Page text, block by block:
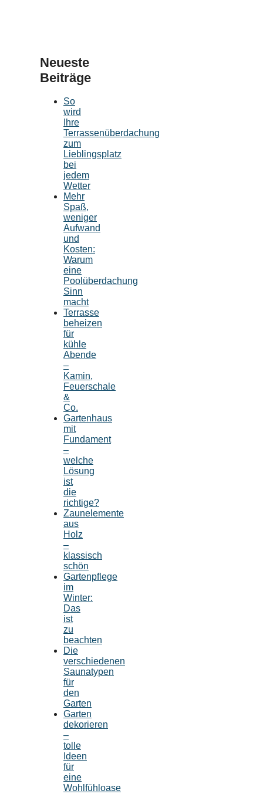
Neueste
Beiträge
So
wird
Ihre
Terrassenüberdachung
zum
Lieblingsplatz
bei
jedem
Wetter
Mehr
Spaß,
weniger
Aufwand
und
Kosten:
Warum
eine
Poolüberdachung
Sinn
macht
Terrasse
beheizen
für
kühle
Abende
–
Kamin,
Feuerschale
&
Co.
Gartenhaus
mit
Fundament
–
welche
Lösung
ist
die
richtige?
Zaunelemente
aus
Holz
–
klassisch
schön
Gartenpflege
im
Winter:
Das
ist
zu
beachten
Die
verschiedenen
Saunatypen
für
den
Garten
Garten
dekorieren
–
tolle
Ideen
für
eine
Wohlfühloase